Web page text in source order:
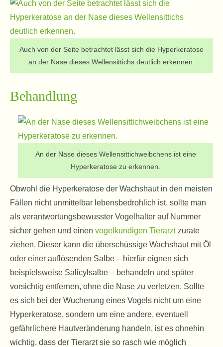
Auch von der Seite betrachtet lässt sich die Hyperkeratose
an der Nase dieses Wellensittichs deutlich erkennen.
Behandlung
An der Nase dieses Wellensittichweibchens ist eine
Hyperkeratose zu erkennen.
Obwohl die Hyperkeratose der Wachshaut in den meisten
Fällen nicht unmittelbar lebensbedrohlich ist, sollte man
als verantwortungsbewusster Vogelhalter auf Nummer
sicher gehen und einen vogelkundigen Tierarztzurate
ziehen. Dieser kann die überschüssige Wachshaut mit Öl
oder einer auflösenden Salbe – hierfür eignen sich
beispielsweise Salicylsalbe – behandeln und später
vorsichtig entfernen, ohne die Nase zu verletzen. Sollte
es sich bei der Wucherung eines Vogels nicht um eine
Hyperkeratose, sondern um eine andere, eventuell
gefährlichere Hautveränderung handeln, ist es ohnehin
wichtig, dass der Tierarzt sie so rasch wie möglich